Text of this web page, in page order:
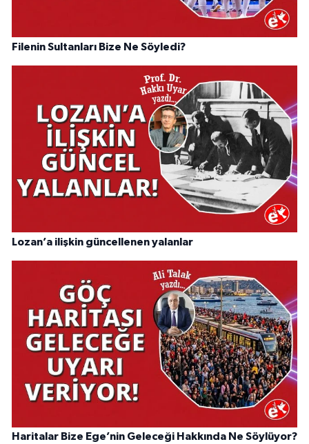
Filenin Sultanları Bize Ne Söyledi?
Lozan’a ilişkin güncellenen yalanlar
Haritalar Bize Ege’nin Geleceği Hakkında Ne Söylüyor?